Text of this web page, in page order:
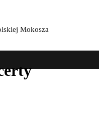
Mokosza